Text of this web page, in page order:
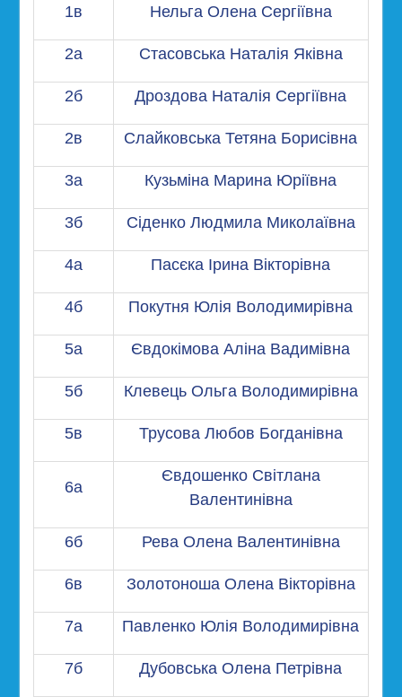
1в Нельга Олена Сергіївна
2а Стасовська Наталія Яківна
2б Дроздова Наталія Сергіївна
2в Слайковська Тетяна Борисівна
3а Кузьміна Марина Юріївна
3б Сіденко Людмила Миколаївна
4а Пасєка Ірина Вікторівна
4б Покутня Юлія Володимирівна
5а Євдокімова Аліна Вадимівна
5б Клевець Ольга Володимирівна
5в Трусова Любов Богданівна
6а
Євдошенко Світлана
Валентинівна
6б Рева Олена Валентинівна
6в Золотоноша Олена Вікторівна
7а Павленко Юлія Володимирівна
7б Дубовська Олена Петрівна